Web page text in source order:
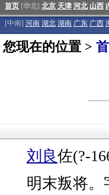
首页 [华北] 北京 天津 河北 山西
[中南] 河南 湖北 湖南 广东 广西
您现在的位置 >
刘良佐(?-
明末叛将。